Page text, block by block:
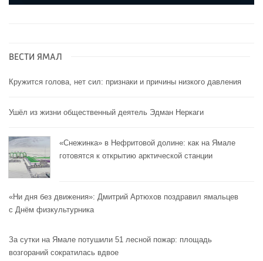
ВЕСТИ ЯМАЛ
Кружится голова, нет сил: признаки и причины низкого давления
Ушёл из жизни общественный деятель Эдман Неркаги
«Снежинка» в Нефритовой долине: как на Ямале
готовятся к открытию арктической станции
«Ни дня без движения»: Дмитрий Артюхов поздравил ямальцев
с Днём физкультурника
За сутки на Ямале потушили 51 лесной пожар: площадь
возгораний сократилась вдвое